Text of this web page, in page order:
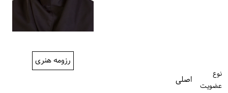
رزومه هنری
نوع
عضویت
اصلی